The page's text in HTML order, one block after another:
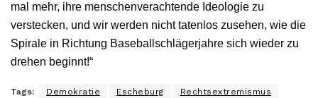
mal mehr, ihre menschenverachtende Ideologie zu
verstecken, und wir werden nicht tatenlos zusehen, wie die
Spirale in Richtung Baseballschlägerjahre sich wieder zu
drehen beginnt!“
Tags: Demokratie Escheburg Rechtsextremismus